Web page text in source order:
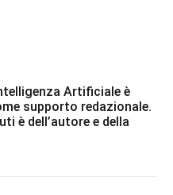
Artificiale è
supporto redazionale.
è dell’autore e della